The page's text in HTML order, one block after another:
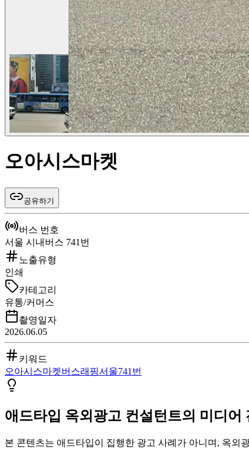
오아시스마켓
공유하기
버스 번호
서울 시내버스 741번
노출유형
인쇄
카테고리
유통/커머스
촬영일자
2026.06.05
키워드
오아시스마켓버스래핑서울741번
애드타입 옥외광고 컨설턴트의 미디어
본 콘텐츠는 애드타입이 집행한 광고 사례가 아니며, 옥외